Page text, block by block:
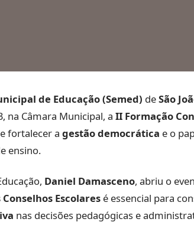
de Educação (Semed) deSão
na Câmara Municipal, aII Formação
fortalecer agestão democrática e o
ensino.
Daniel Damasceno, abriu o
Escolares é essencial para
nas decisões pedagógicas e